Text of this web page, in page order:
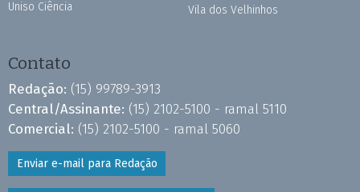
Uniso Ciência
Vila dos Velhinhos
Contato
Redação: (15) 99789-3913
Central/Assinante: (15) 2102-5100 - ramal 5110
Comercial: (15) 2102-5100 - ramal 5060
Enviar e-mail para Redação